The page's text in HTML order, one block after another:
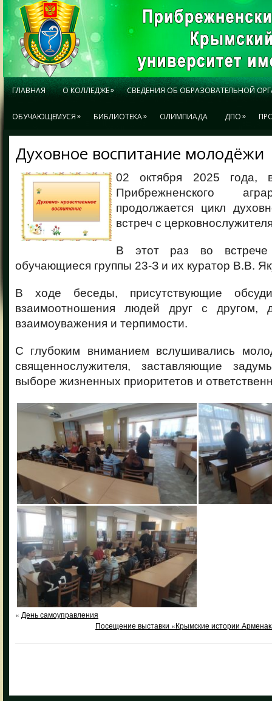
ГЛАВНАЯ О КОЛЛЕДЖЕ» СВЕДЕНИЯ ОБ ОБРАЗОВАТЕЛЬНОЙ
ОБУЧАЮЩЕМУСЯ» БИБЛИОТЕКА» ОЛИМПИАДА ДПО»
Духовное воспитание молодёжи
02 октября 2025 года,
Прибрежненского
продолжается цикл
встреч с
В этот раз во встрече
обучающиеся группы 23-З и их куратор В.В.
В ходе беседы, присутствующие
взаимоотношения людей друг с другом,
взаимоуважения и терпимости.
С глубоким вниманием вслушивались
священнослужителя, заставляющие
выборе жизненных приоритетов и
« День самоуправления
Посещение выставки «Крымские истории